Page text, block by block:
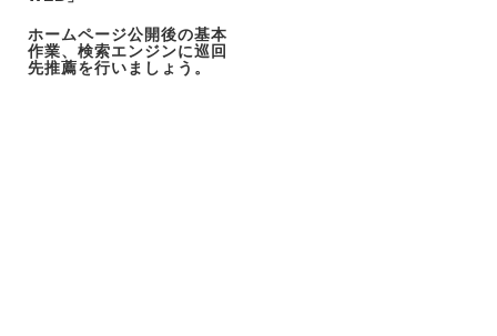
ホームページ公開後の基本
作業、検索エンジンに巡回
先推薦を行いましょう。